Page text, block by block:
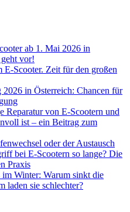
ab 1. Mai 2026 in
vor!
E-Scooter. Zeit für den großen
in Österreich: Chancen für
Reparatur von E-Scootern und
ist – ein Beitrag zum
oder der Austausch
bei E-Scootern so lange? Die
Praxis
Winter: Warum sinkt die
laden sie schlechter?